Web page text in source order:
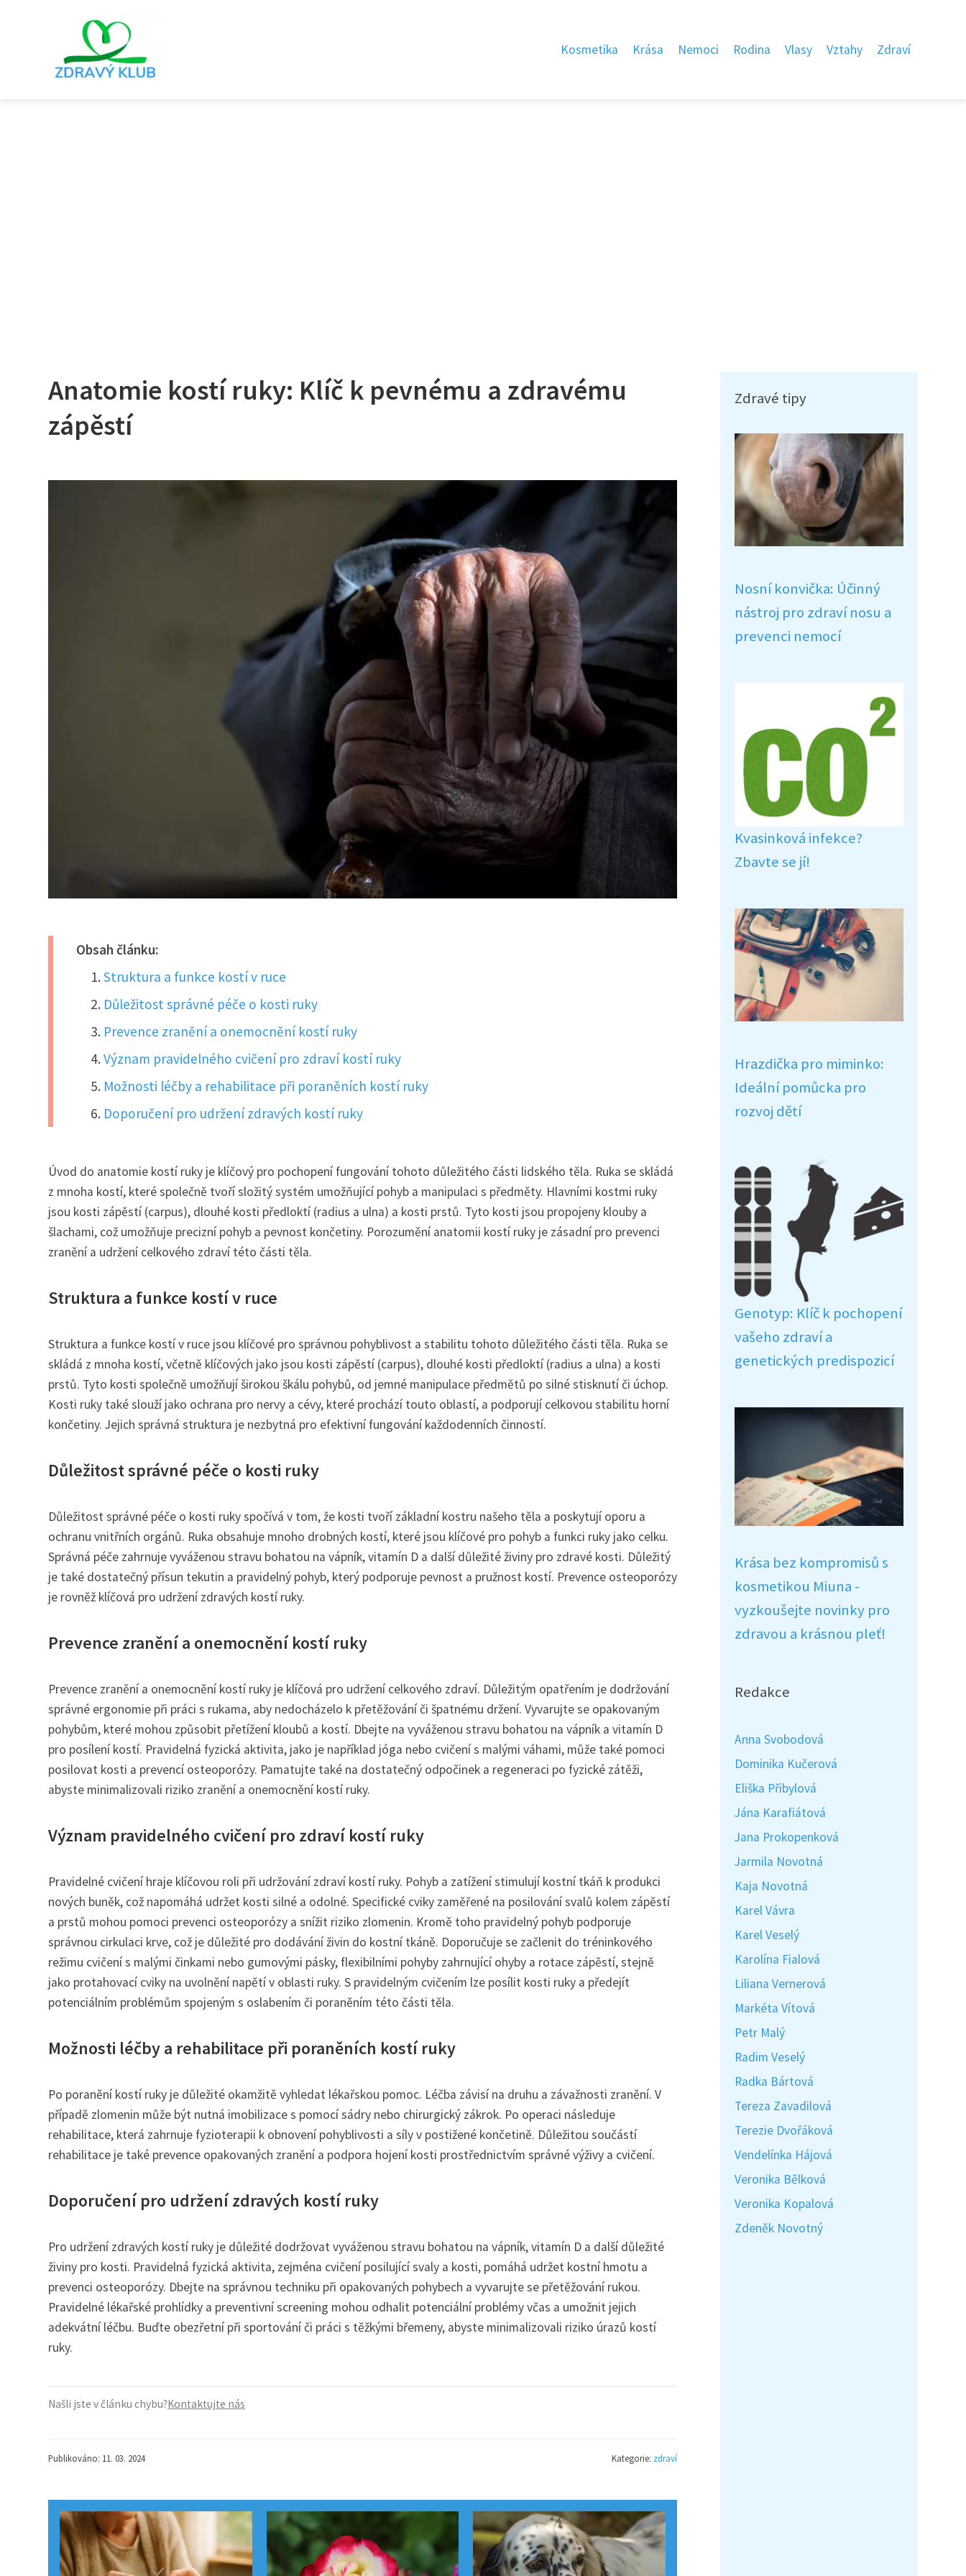
Kosmetika Krása Nemoci Rodina Vlasy Vztahy Zdraví
Anatomie kostí ruky: Klíč k pevnému a zdravému
zápěstí
Obsah článku:
Struktura a funkce kostí v ruce
Důležitost správné péče o kosti ruky
Prevence zranění a onemocnění kostí ruky
Význam pravidelného cvičení pro zdraví kostí ruky
Možnosti léčby a rehabilitace při poraněních kostí ruky
Doporučení pro udržení zdravých kostí ruky
Úvod do anatomie kostí ruky je klíčový pro pochopení fungování tohoto důležitého části lidského těla. Ruka se skládá
z mnoha kostí, které společně tvoří složitý systém umožňující pohyb a manipulaci s předměty. Hlavními kostmi ruky
jsou kosti zápěstí (carpus), dlouhé kosti předloktí (radius a ulna) a kosti prstů. Tyto kosti jsou propojeny klouby a
šlachami, což umožňuje precizní pohyb a pevnost končetiny. Porozumění anatomii kostí ruky je zásadní pro prevenci
zranění a udržení celkového zdraví této části těla.
Struktura a funkce kostí v ruce
Struktura a funkce kostí v ruce jsou klíčové pro správnou pohyblivost a stabilitu tohoto důležitého části těla. Ruka se
skládá z mnoha kostí, včetně klíčových jako jsou kosti zápěstí (carpus), dlouhé kosti předloktí (radius a ulna) a kosti
prstů. Tyto kosti společně umožňují širokou škálu pohybů, od jemné manipulace předmětů po silné stisknutí či úchop.
Kosti ruky také slouží jako ochrana pro nervy a cévy, které prochází touto oblastí, a podporují celkovou stabilitu horní
končetiny. Jejich správná struktura je nezbytná pro efektivní fungování každodenních činností.
Důležitost správné péče o kosti ruky
Důležitost správné péče o kosti ruky spočívá v tom, že kosti tvoří základní kostru našeho těla a poskytují oporu a
ochranu vnitřních orgánů. Ruka obsahuje mnoho drobných kostí, které jsou klíčové pro pohyb a funkci ruky jako celku.
Správná péče zahrnuje vyváženou stravu bohatou na vápník, vitamín D a další důležité živiny pro zdravé kosti. Důležitý
je také dostatečný přísun tekutin a pravidelný pohyb, který podporuje pevnost a pružnost kostí. Prevence osteoporózy
je rovněž klíčová pro udržení zdravých kostí ruky.
Prevence zranění a onemocnění kostí ruky
Prevence zranění a onemocnění kostí ruky je klíčová pro udržení celkového zdraví. Důležitým opatřením je dodržování
správné ergonomie při práci s rukama, aby nedocházelo k přetěžování či špatnému držení. Vyvarujte se opakovaným
pohybům, které mohou způsobit přetížení kloubů a kostí. Dbejte na vyváženou stravu bohatou na vápník a vitamín D
pro posílení kostí. Pravidelná fyzická aktivita, jako je například jóga nebo cvičení s malými váhami, může také pomoci
posilovat kosti a prevencí osteoporózy. Pamatujte také na dostatečný odpočinek a regeneraci po fyzické zátěži,
abyste minimalizovali riziko zranění a onemocnění kostí ruky.
Význam pravidelného cvičení pro zdraví kostí ruky
Pravidelné cvičení hraje klíčovou roli při udržování zdraví kostí ruky. Pohyb a zatížení stimulují kostní tkáň k produkci
nových buněk, což napomáhá udržet kosti silné a odolné. Specifické cviky zaměřené na posilování svalů kolem zápěstí
a prstů mohou pomoci prevenci osteoporózy a snížit riziko zlomenin. Kromě toho pravidelný pohyb podporuje
správnou cirkulaci krve, což je důležité pro dodávání živin do kostní tkáně. Doporučuje se začlenit do tréninkového
režimu cvičení s malými činkami nebo gumovými pásky, flexibilními pohyby zahrnující ohyby a rotace zápěstí, stejně
jako protahovací cviky na uvolnění napětí v oblasti ruky. S pravidelným cvičením lze posílit kosti ruky a předejít
potenciálním problémům spojeným s oslabením či poraněním této části těla.
Možnosti léčby a rehabilitace při poraněních kostí ruky
Po poranění kostí ruky je důležité okamžitě vyhledat lékařskou pomoc. Léčba závisí na druhu a závažnosti zranění. V
případě zlomenin může být nutná imobilizace s pomocí sádry nebo chirurgický zákrok. Po operaci následuje
rehabilitace, která zahrnuje fyzioterapii k obnovení pohyblivosti a síly v postižené končetině. Důležitou součástí
rehabilitace je také prevence opakovaných zranění a podpora hojení kosti prostřednictvím správné výživy a cvičení.
Doporučení pro udržení zdravých kostí ruky
Pro udržení zdravých kostí ruky je důležité dodržovat vyváženou stravu bohatou na vápník, vitamín D a další důležité
živiny pro kosti. Pravidelná fyzická aktivita, zejména cvičení posilující svaly a kosti, pomáhá udržet kostní hmotu a
prevenci osteoporózy. Dbejte na správnou techniku při opakovaných pohybech a vyvarujte se přetěžování rukou.
Pravidelné lékařské prohlídky a preventivní screening mohou odhalit potenciální problémy včas a umožnit jejich
adekvátní léčbu. Buďte obezřetní při sportování či práci s těžkými břemeny, abyste minimalizovali riziko úrazů kostí
ruky.
Našli jste v článku chybu?Kontaktujte nás
Publikováno: 11. 03. 2024 Kategorie: zdraví
Zdravé tipy
Nosní konvička: Účinný
nástroj pro zdraví nosu a
prevenci nemocí
Kvasinková infekce?
Zbavte se jí!
Hrazdička pro miminko:
Ideální pomůcka pro
rozvoj dětí
Genotyp: Klíč k pochopení
vašeho zdraví a
genetických predispozicí
Krása bez kompromisů s
kosmetikou Miuna -
vyzkoušejte novinky pro
zdravou a krásnou pleť!
Redakce
Anna Svobodová
Dominika Kučerová
Eliška Přibylová
Jána Karafiátová
Jana Prokopenková
Jarmila Novotná
Kaja Novotná
Karel Vávra
Karel Veselý
Karolína Fialová
Liliana Vernerová
Markéta Vítová
Petr Malý
Radim Veselý
Radka Bártová
Tereza Zavadilová
Terezie Dvořáková
Vendelínka Hájová
Veronika Bělková
Veronika Kopalová
Zdeněk Novotný